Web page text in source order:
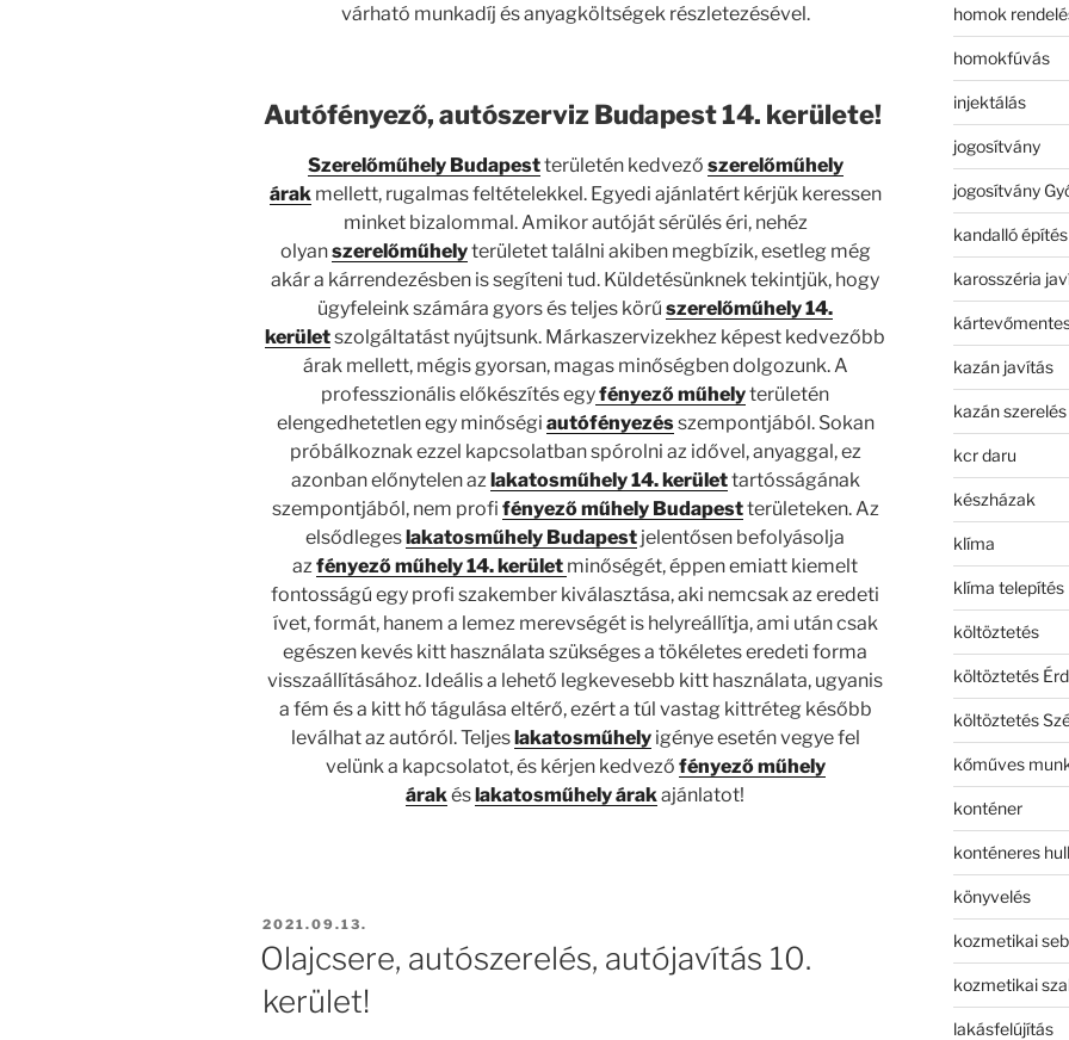
várható munkadíj és anyagköltségek részletezésével.
Autófényező, autószerviz Budapest 14. kerülete!
Szerelőműhely Budapestterületén kedvező szerelőműhely
árakmellett, rugalmas feltételekkel. Egyedi ajánlatért kérjük keressen
minket bizalommal. Amikor autóját sérülés éri, nehéz
olyanszerelőműhelyterületet találni akiben megbízik, esetleg még
akár a kárrendezésben is segíteni tud. Küldetésünknek tekintjük, hogy
ügyfeleink számára gyors és teljes körűszerelőműhely 14.
kerületszolgáltatást nyújtsunk. Márkaszervizekhez képest kedvezőbb
árak mellett, mégis gyorsan, magas minőségben dolgozunk. A
professzionális előkészítés egyfényező műhelyterületén
elengedhetetlen egy minőségi autófényezésszempontjából. Sokan
próbálkoznak ezzel kapcsolatban spórolni az idővel, anyaggal, ez
azonban előnytelen az lakatosműhely 14. kerülettartósságának
szempontjából, nem profi fényező műhely Budapestterületeken. Az
elsődleges lakatosműhely Budapest jelentősen befolyásolja
azfényező műhely 14. kerület minőségét, éppen emiatt kiemelt
fontosságú egy profi szakember kiválasztása, aki nemcsak az eredeti
ívet, formát, hanem a lemez merevségét is helyreállítja, ami után csak
egészen kevés kitt használata szükséges a tökéletes eredeti forma
visszaállításához. Ideális a lehető legkevesebb kitt használata, ugyanis
a fém és a kitt hő tágulása eltérő, ezért a túl vastag kittréteg később
leválhat az autóról. Teljes lakatosműhelyigénye esetén vegye fel
velünk a kapcsolatot, és kérjen kedvező fényező műhely
árakés lakatosműhely árakajánlatot!
BEKÜLDVE:
2021.09.13.
Olajcsere, autószerelés, autójavítás 10.
kerület!
homok
homokfúvás
injektálás
jogosítvány
jogosítvány
kandalló építés
karosszéria
kazán javítás
kazán szerelés
kcr daru
készházak
klíma
klíma telepítés
költöztetés
költöztetés Érd
költöztetés
kőműves
konténer
konténeres
könyvelés
kozmetikai
kozmetikai
lakásfelújítás